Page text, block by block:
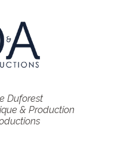
Duforest
& Production